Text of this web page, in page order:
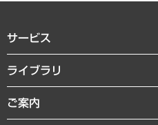
サービス
経営戦略
組織・人事戦略
デジタルイノベーション
ライブラリ
経済調査
レポート
ご案内